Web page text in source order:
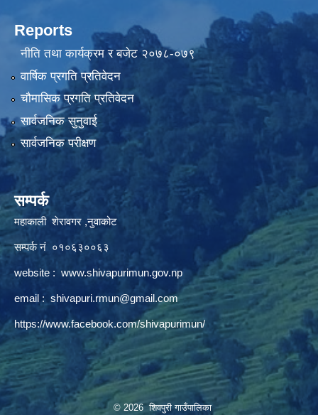
Reports
नीति तथा कार्यक्रम र बजेट २०७८-०७९
वार्षिक प्रगति प्रतिवेदन
चौमासिक प्रगति प्रतिवेदन
सार्वजनिक सुनुवाई
सार्वजनिक परीक्षण
सम्पर्क
महाकाली शेरावगर ,नुवाकोट
सम्पर्क नं ०१०६३००६३
website : www.shivapurimun.gov.np
email : shivapuri.rmun@gmail.com
https://www.facebook.com/shivapurimun/
© 2026 शिवपुरी गाउँपालिका